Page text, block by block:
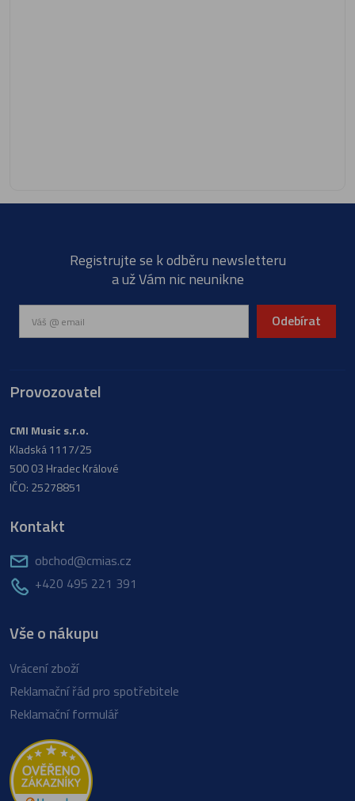
Registrujte se k odběru newsletteru
a už Vám nic neunikne
Odebírat
Provozovatel
CMI Music s.r.o.
Kladská 1117/25
500 03 Hradec Králové
IČO: 25278851
Kontakt
obchod@cmias.cz
+420 495 221 391
Vše o nákupu
Vrácení zboží
Reklamační řád pro spotřebitele
Reklamační formulář